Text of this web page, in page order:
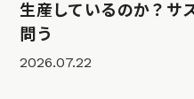
生産しているのか？サ
問う
2026.07.22